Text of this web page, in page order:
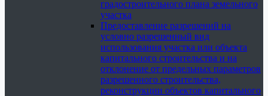
градостроительного плана земельного
участка
Предоставление разрешений на
условно разрешенный вид
использования участка или объекта
капитального строительства и на
отклонение от предельных параметров
разрешенного строительства,
реконструкции объектов капитального